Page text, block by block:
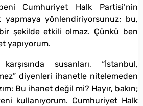
Cumhuriyet Halk Partisi’nin
yönlendiriyorsunuz; bu,
şekilde etkili olmaz. Çünkü ben
yapıyorum.
susanları, “İstanbul,
diyenleri ihanetle nitelemeden
Bu ihanet değil mi? Hayır, bakın;
kullanıyorum. Cumhuriyet Halk